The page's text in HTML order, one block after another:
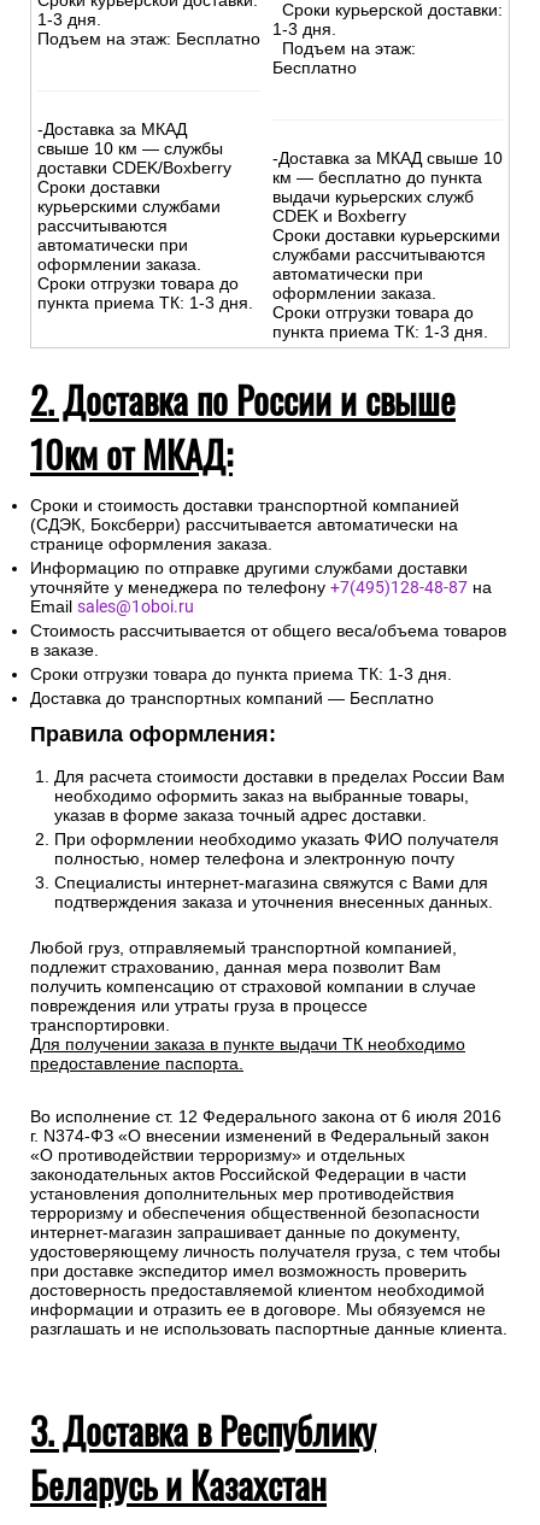
1-3 дня.
Подъем на этаж: Бесплатно
-Доставка за МКАД
свыше 10 км — службы
доставки CDEK/Boxberry
Сроки доставки
курьерскими службами
рассчитываются
автоматически при
оформлении заказа.
Сроки отгрузки товара до
пункта приема ТК: 1-3 дня.
Сроки курьерской доставки:
1-3 дня.
Подъем на этаж:
Бесплатно
-Доставка за МКАД свыше 10
км — бесплатно до пункта
выдачи курьерских служб
CDEK и Boxberry
Сроки доставки курьерскими
службами рассчитываются
автоматически при
оформлении заказа.
Сроки отгрузки товара до
пункта приема ТК: 1-3 дня.
2. Доставка по России и свыше
10км от МКАД:
Сроки и стоимость доставки транспортной компанией
(СДЭК, Боксберри) рассчитывается автоматически на
странице оформления заказа.
Информацию по отправке другими службами доставки
уточняйте у менеджера по телефону +7(495)128-48-87 на
Email sales@1oboi.ru
Стоимость рассчитывается от общего веса/объема товаров
в заказе.
Сроки отгрузки товара до пункта приема ТК: 1-3 дня.
Доставка до транспортных компаний — Бесплатно
Правила оформления:
Для расчета стоимости доставки в пределах России Вам
необходимо оформить заказ на выбранные товары,
указав в форме заказа точный адрес доставки.
При оформлении необходимо указать ФИО получателя
полностью, номер телефона и электронную почту
Специалисты интернет-магазина свяжутся с Вами для
подтверждения заказа и уточнения внесенных данных.
Любой груз, отправляемый транспортной компанией,
подлежит страхованию, данная мера позволит Вам
получить компенсацию от страховой компании в случае
повреждения или утраты груза в процессе
транспортировки.
Для получении заказа в пункте выдачи ТК необходимо
предоставление паспорта.
Во исполнение ст. 12 Федерального закона от 6 июля 2016
г. N374-ФЗ «О внесении изменений в Федеральный закон
«О противодействии терроризму» и отдельных
законодательных актов Российской Федерации в части
установления дополнительных мер противодействия
терроризму и обеспечения общественной безопасности
интернет-магазин запрашивает данные по документу,
удостоверяющему личность получателя груза, с тем чтобы
при доставке экспедитор имел возможность проверить
достоверность предоставляемой клиентом необходимой
информации и отразить ее в договоре. Мы обязуемся не
разглашать и не использовать паспортные данные клиента.
3. Доставка в Республику
Беларусь и Казахстан